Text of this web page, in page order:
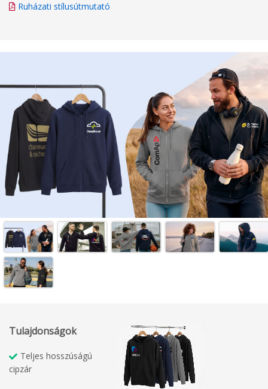
Ruházati stílusútmutató
Tulajdonságok
Teljes hosszúságú
cipzár